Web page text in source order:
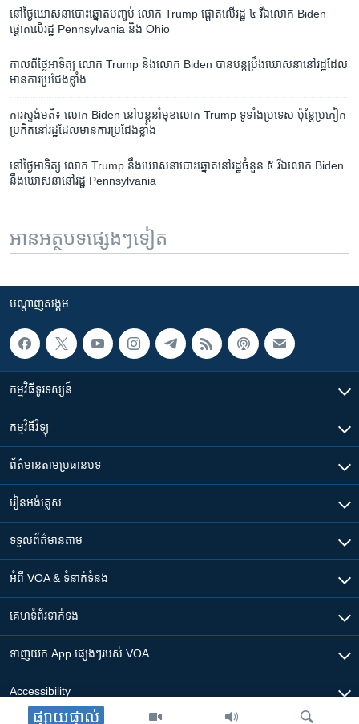
ផ្សាយផ្ទាល់
នៅ​ថ្ងៃ​ឃោសនា​បោះឆ្នោត​បញ្ចប់ លោក Trump ផ្ដោត​លើ​រដ្ឋ ៤ រី​ឯ​លោក Biden
ផ្ដោត​លើ​រដ្ឋ Pennsylvania និង Ohio
កាល​ពី​ថ្ងៃ​អាទិត្យ លោក Trump និង​លោក Biden បាន​បន្ត​ប្រឹង​ឃោសនា​នៅ​រដ្ឋ​ដែល​
មាន​ការ​ប្រជែង​ខ្លាំង
ការ​ស្ទង់​មតិ៖ លោក Biden នៅ​បន្ត​នាំ​មុខ​លោក Trump ទូទាំង​ប្រទេស ប៉ុន្តែ​ប្រកៀក
ប្រកិត​នៅ​រដ្ឋ​ដែល​មាន​ការ​ប្រជែង​ខ្លាំង
នៅ​ថ្ងៃ​អាទិត្យ លោក Trump នឹង​ឃោសនា​បោះឆ្នោត​នៅ​រដ្ឋ​ចំនួន ៥ រី​ឯ​លោក Biden
នឹង​ឃោសនា​នៅ​រដ្ឋ Pennsylvania
អានអត្ថបទផ្សេងៗទៀត
បណ្តាញ​សង្គម
កម្មវិធី​ទូរទស្សន៍
កម្មវិធី​វិទ្យុ
ព័ត៌មាន​តាមប្រធានបទ​
រៀន​​អង់គ្លេស
ទទួល​ព័ត៌មាន​តាម
អំពី​ VOA & ទំនាក់ទំនង
គេហទំព័រ​​ទាក់ទង
ទាញយក​ App ផ្សេងៗ​របស់​ VOA
Accessibility